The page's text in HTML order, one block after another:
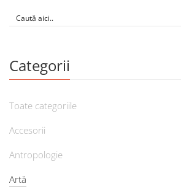
Categorii
Toate categoriile
Accesorii
Antropologie
Artă